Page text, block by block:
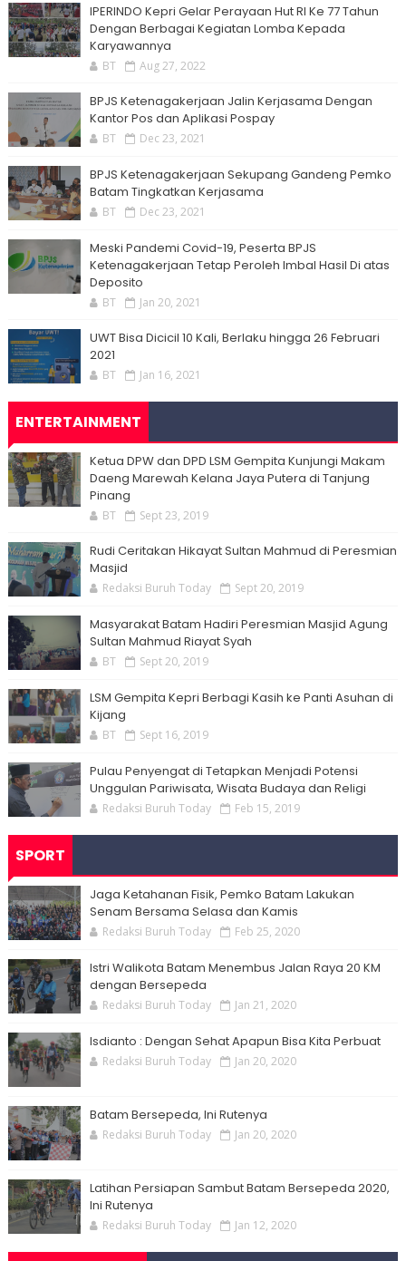
IPERINDO Kepri Gelar Perayaan Hut RI Ke 77 Tahun
Dengan Berbagai Kegiatan Lomba Kepada
Karyawannya
BT Aug 27, 2022
BPJS Ketenagakerjaan Jalin Kerjasama Dengan
Kantor Pos dan Aplikasi Pospay
BT Dec 23, 2021
BPJS Ketenagakerjaan Sekupang Gandeng Pemko
Batam Tingkatkan Kerjasama
BT Dec 23, 2021
Meski Pandemi Covid-19, Peserta BPJS
Ketenagakerjaan Tetap Peroleh Imbal Hasil Di atas
Deposito
BT Jan 20, 2021
UWT Bisa Dicicil 10 Kali, Berlaku hingga 26 Februari
2021
BT Jan 16, 2021
ENTERTAINMENT
Ketua DPW dan DPD LSM Gempita Kunjungi Makam
Daeng Marewah Kelana Jaya Putera di Tanjung
Pinang
BT Sept 23, 2019
Rudi Ceritakan Hikayat Sultan Mahmud di Peresmian
Masjid
Redaksi Buruh Today Sept 20, 2019
Masyarakat Batam Hadiri Peresmian Masjid Agung
Sultan Mahmud Riayat Syah
BT Sept 20, 2019
LSM Gempita Kepri Berbagi Kasih ke Panti Asuhan di
Kijang
BT Sept 16, 2019
Pulau Penyengat di Tetapkan Menjadi Potensi
Unggulan Pariwisata, Wisata Budaya dan Religi
Redaksi Buruh Today Feb 15, 2019
SPORT
Jaga Ketahanan Fisik, Pemko Batam Lakukan
Senam Bersama Selasa dan Kamis
Redaksi Buruh Today Feb 25, 2020
Istri Walikota Batam Menembus Jalan Raya 20 KM
dengan Bersepeda
Redaksi Buruh Today Jan 21, 2020
Isdianto : Dengan Sehat Apapun Bisa Kita Perbuat
Redaksi Buruh Today Jan 20, 2020
Batam Bersepeda, Ini Rutenya
Redaksi Buruh Today Jan 20, 2020
Latihan Persiapan Sambut Batam Bersepeda 2020,
Ini Rutenya
Redaksi Buruh Today Jan 12, 2020